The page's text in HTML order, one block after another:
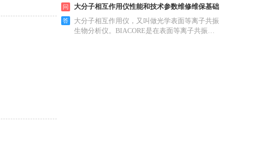
个。生物大分子有着非常复杂的结构，然而却有
问 大分子相互作用仪性能和技术参数维修维保基础
答
大分子相互作用仪，又叫做光学表面等离子共振
生物分析仪。BIACORE是在表面等离子共振